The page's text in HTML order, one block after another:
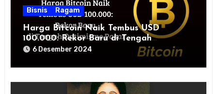
Bisnis Ragam
Harga Bitcoin Naik Tembus USD
100.000: Rekor Baru di Tengah
Optimisme Pasar
6 Desember 2024